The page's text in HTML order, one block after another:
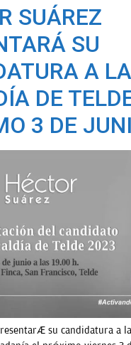
SUÁREZ
SU
A LA
DE
3 DE
su candidatura a